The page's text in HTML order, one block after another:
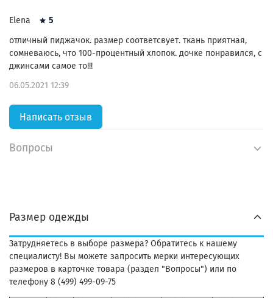
Elena
5
отличный пиджачок. размер соответсвует. ткань приятная,
сомневаюсь, что 100-процентный хлопок. дочке понравился, с
джинсами самое то!!!
06.05.2021 12:39
Написать отзыв
Вопросы
Размер одежды
Затрудняетесь в выборе размера? Обратитесь к нашему
специалисту! Вы можете запросить мерки интересующих
размеров в карточке товара (раздел "Вопросы") или по
телефону 8 (499) 499-09-75